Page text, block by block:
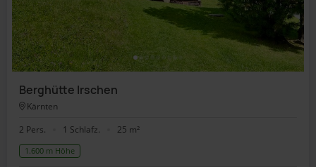
Berghütte Irschen
Kärnten
2 Pers.
1 Schlafz. 25 m²
1.600 m Höhe